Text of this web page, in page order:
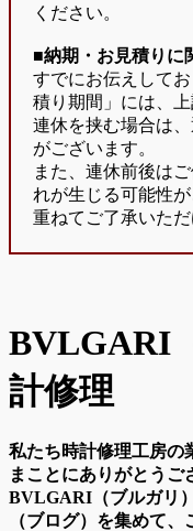
ください。
■納期・お見積りに
すでにお伝えして
積り期間」には、
連休を挟む場合は
がございます。
また、連休前後は
れが生じる可能性が
重ねてご了承いた
BVLGARI
計修理
私たち時計修理工房の
まことにありがとうご
BVLGARI（ブルガリ
（ブログ）を集めて、